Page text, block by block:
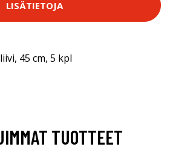
LISÄTIETOJA
45 cm, 5 kpl
TUOTTEET